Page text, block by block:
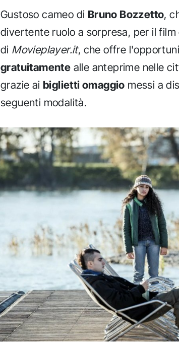
Gustoso cameo di Bruno Bozzetto,
divertente ruolo a sorpresa, per il
di Movieplayer.it, che offre
gratuitamente alle anteprime nelle
grazie ai biglietti omaggio messi a
seguenti modalità.